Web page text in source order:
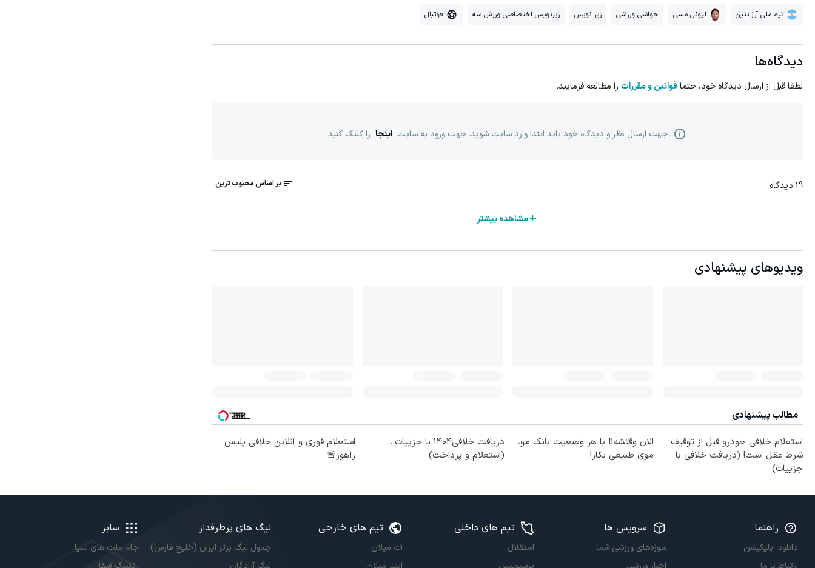
تیم ملی آرژانتین لیونل مسی حواشی ورزشی زیر نویس زیرنویس اختصاصی ورزش سه فوتبال
دیدگاه‌ها
لطفا قبل از ارسال دیدگاه خود، حتماقوانین و مقررات را مطالعه فرمایید.
جهت ارسال نظر و دیدگاه خود باید ابتدا وارد سایت شوید. جهت ورود به سایت اینجا را کلیک کنید
19 دیدگاه
مشاهده بیشتر
ویدیوهای پیشنهادی
مطالب پیشنهادی
استعلام خلافی خودرو قبل از توقیف
شرط عقل است! (دریافت خلافی با
جزییات)
الان وقتشه‼️ با هر وضعیت بانک مو،
موی طبیعی بکار!
دریافت خلافی۱۴۰۴ با جزییات...
(استعلام و پرداخت)
استعلام فوری و آنلاین خلافی پلیس
راهور🚨
راهنما
دانلود اپلیکیشن
سرویس ها
سوژه‌های ورزشی شما
تیم های داخلی
استقلال
تیم های خارجی
آث میلان
لیگ های پرطرفدار
جدول لیگ برتر ایران (خلیج فارس)
سایر
جام ملت های آسیا